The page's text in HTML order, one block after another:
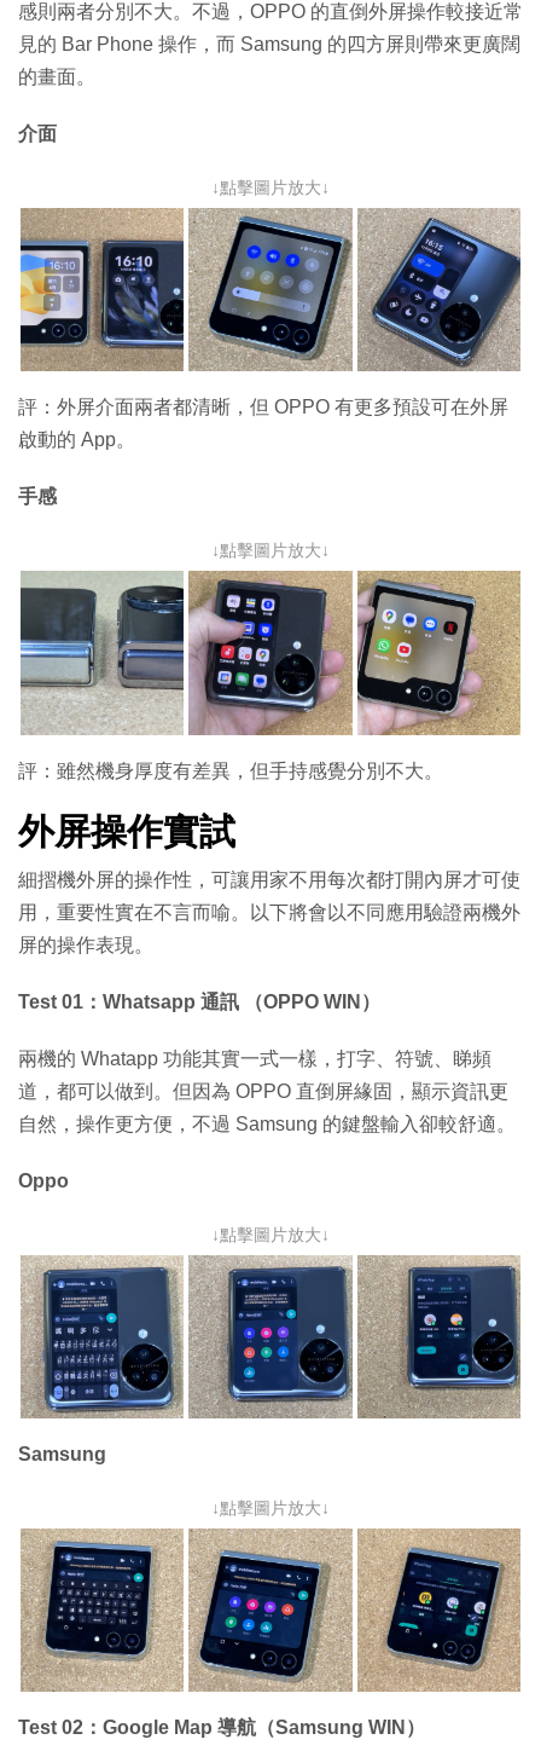
感則兩者分別不大。不過，OPPO 的直倒外屏操作較接近常
見的 Bar Phone 操作，而 Samsung 的四方屏則帶來更廣闊
的畫面。
介面
↓點擊圖片放大↓
評：外屏介面兩者都清晰，但 OPPO 有更多預設可在外屏
啟動的 App。
手感
↓點擊圖片放大↓
評：雖然機身厚度有差異，但手持感覺分別不大。
外屏操作實試
細摺機外屏的操作性，可讓用家不用每次都打開內屏才可使
用，重要性實在不言而喻。以下將會以不同應用驗證兩機外
屏的操作表現。
Test 01：Whatsapp 通訊 （OPPO WIN）
兩機的 Whatapp 功能其實一式一樣，打字、符號、睇頻
道，都可以做到。但因為 OPPO 直倒屏緣固，顯示資訊更
自然，操作更方便，不過 Samsung 的鍵盤輸入卻較舒適。
Oppo
↓點擊圖片放大↓
Samsung
↓點擊圖片放大↓
Test 02：Google Map 導航（Samsung WIN）